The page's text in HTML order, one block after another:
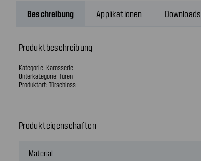
Beschreibung Applikationen Downloads
Produktbeschreibung
Kategorie: Karosserie
Unterkategorie: Türen
Produktart: Türschloss
Produkteigenschaften
Material